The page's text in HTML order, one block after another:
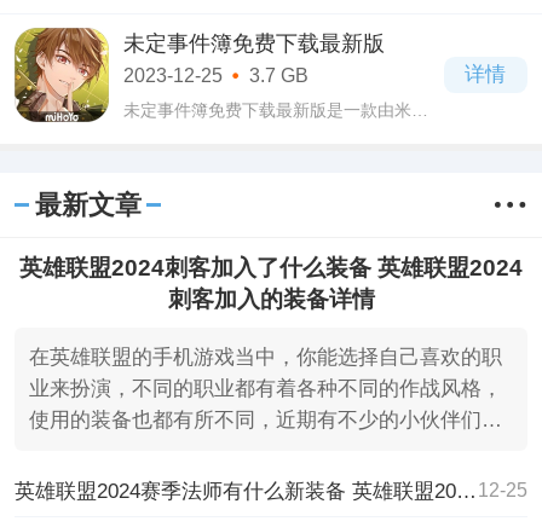
版下载在这款游戏中，玩家将会观看到各
种各样的小角色，而且里面还有非常的多
的游戏
未定事件簿免费下载最新版
2023-12-25 3.7 GB
未定事件簿免费下载最新版是一款由米哈
声优进
详情
最新文章
英雄联盟2024刺客加入了什么装备 英雄联盟2024
刺客加入的装备详情
在英雄联盟的手机游戏当中，你能选择自己喜欢的职
业来扮演，不同的职业都有着各种不同的作战风格，
使用的装备也都有所不同，近期有不少的小伙伴们都
英雄联盟2024赛季法师有什么新装备 英雄联盟2024赛季法师新装备一览 12-25